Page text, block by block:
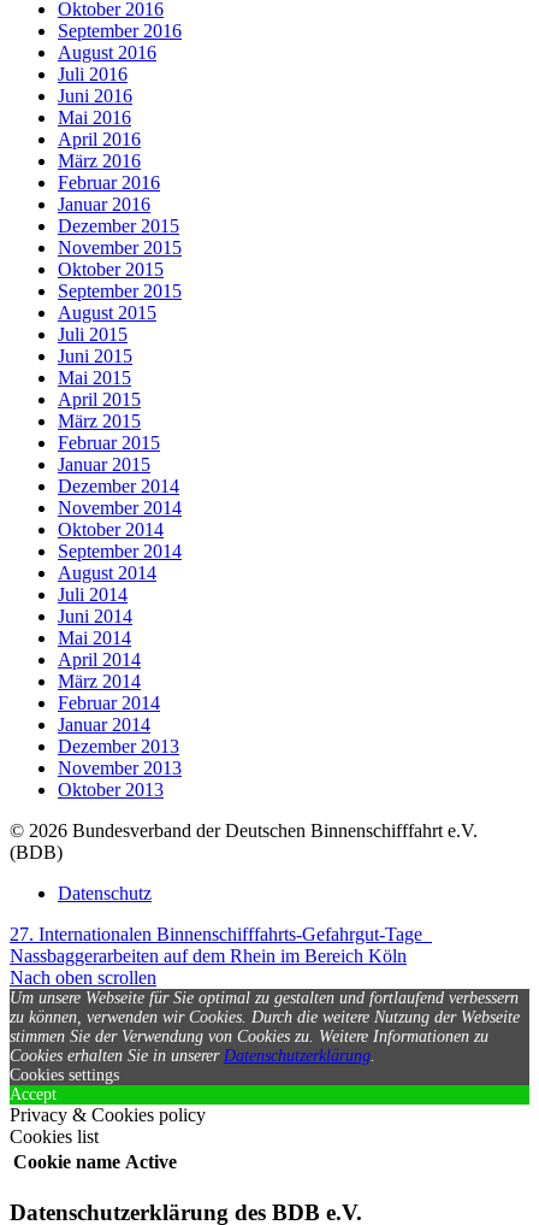
Oktober 2016
September 2016
August 2016
Juli 2016
Juni 2016
Mai 2016
April 2016
März 2016
Februar 2016
Januar 2016
Dezember 2015
November 2015
Oktober 2015
September 2015
August 2015
Juli 2015
Juni 2015
Mai 2015
April 2015
März 2015
Februar 2015
Januar 2015
Dezember 2014
November 2014
Oktober 2014
September 2014
August 2014
Juli 2014
Juni 2014
Mai 2014
April 2014
März 2014
Februar 2014
Januar 2014
Dezember 2013
November 2013
Oktober 2013
© 2026 Bundesverband der Deutschen Binnenschifffahrt e.V.
(BDB)
Datenschutz
27. Internationalen Binnenschifffahrts-Gefahrgut-Tage
Nassbaggerarbeiten auf dem Rhein im Bereich Köln
Nach oben scrollen
Um unsere Webseite für Sie optimal zu gestalten und fortlaufend verbessern
zu können, verwenden wir Cookies. Durch die weitere Nutzung der Webseite
stimmen Sie der Verwendung von Cookies zu. Weitere Informationen zu
Cookies erhalten Sie in unserer Datenschutzerklärung.
Cookies settings
Accept
Privacy & Cookies policy
Cookies list
Cookie name Active
Datenschutzerklärung des BDB e.V.